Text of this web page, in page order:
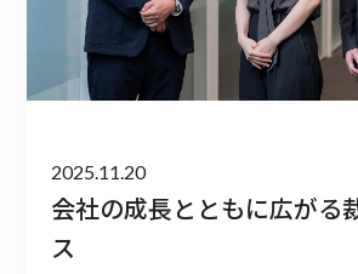
2025.11.20
会社の成長とともに広がる
ス